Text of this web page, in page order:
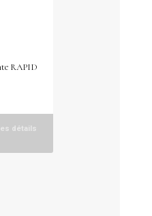
RAPID
détails